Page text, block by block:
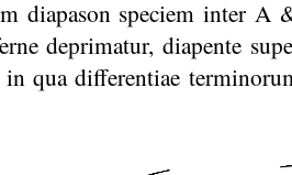
diapason speciem inter
deprimatur, diapente
qua differentiae